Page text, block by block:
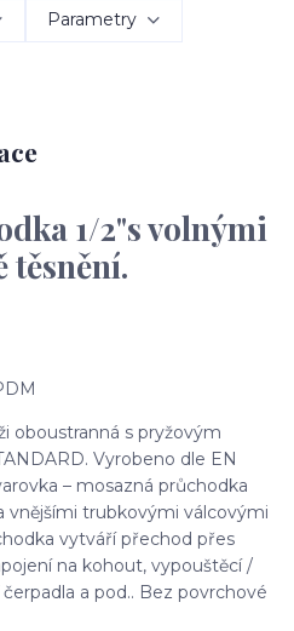
Parametry
1/2"s volnými
těsnění.
oboustranná s pryžovým
Vyrobeno dle EN
– mosazná průchodka
vnějšími trubkovými válcovými
vytváří přechod přes
na kohout, vypouštěcí /
a pod.. Bez povrchové